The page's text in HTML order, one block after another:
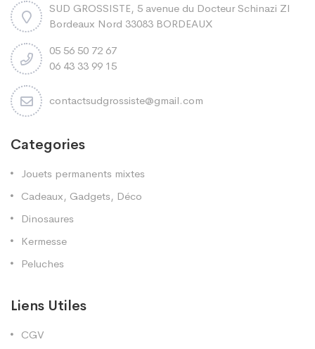
SUD GROSSISTE, 5 avenue du Docteur Schinazi ZI
Bordeaux Nord 33083 BORDEAUX
05 56 50 72 67
06 43 33 99 15
contactsudgrossiste@gmail.com
Categories
Jouets permanents mixtes
Cadeaux, Gadgets, Déco
Dinosaures
Kermesse
Peluches
Liens Utiles
CGV